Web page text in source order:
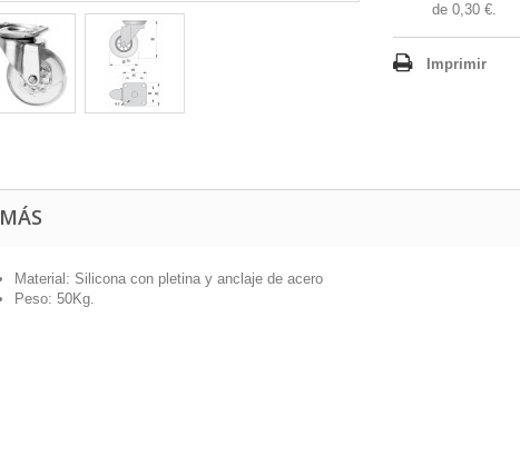
de 0,30 €.
Imprimir
MÁS
Material: Silicona con pletina y anclaje de acero
Peso: 50Kg.